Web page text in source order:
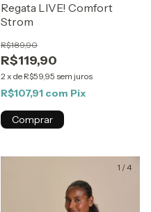
Regata LIVE! Comfort
Strom
R$119,90
R$189,90
2 x de R$59,95 sem juros
R$107,91 com Pix
Comprar
1 /4